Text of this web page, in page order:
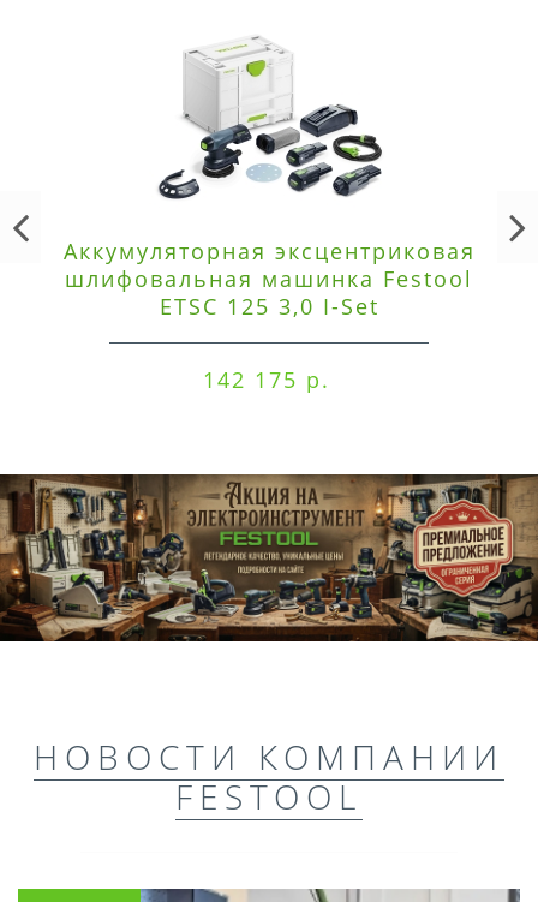
Аккумуляторная эксцентриковая
шлифовальная машинка Festool
ETSC 125 3,0 I-Set
142 175 р.
НОВОСТИ КОМПАНИИ
FESTOOL